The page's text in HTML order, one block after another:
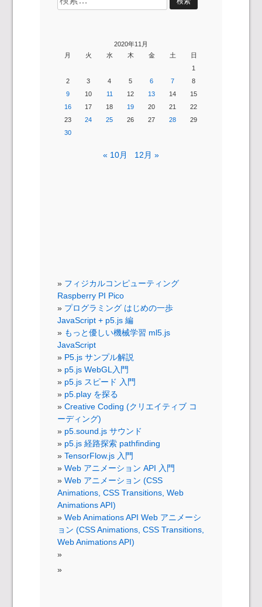
索:
2020年11月
月
火 水 木 金 土
日
1
2
3 4 5 6 7
8
9
10 11 12 13 14
15
16
17 18 19 20 21
22
23
24 25 26 27 28
29
30
« 10月 12月 »
フィジカルコンピューティング
Raspberry PI Pico
プログラミング はじめの一歩
JavaScript + p5.js 編
もっと優しい機械学習 ml5.js
JavaScript
P5.js サンプル解説
p5.js WebGL入門
p5.js スピード 入門
p5.play を探る
Creative Coding (クリエイティブ コ
ーディング)
p5.sound.js サウンド
p5.js 経路探索 pathfinding
TensorFlow.js 入門
Web アニメーション API 入門
Web アニメーション (CSS
Animations, CSS Transitions, Web
Animations API)
Web Animations API Web アニメーシ
ョン (CSS Animations, CSS Transitions,
Web Animations API)